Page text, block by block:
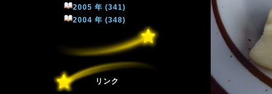
2005 年 (341)
2004 年 (348)
リンク